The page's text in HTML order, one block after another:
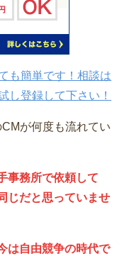
も簡単です！相談は
し登録して下さい！
が何度も流れてい
事務所で依頼して
じだと思っていませ
は自由競争の時代で